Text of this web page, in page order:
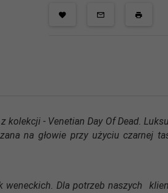
kolekcji - Venetian Day Of Dead.
na głowie przy użyciu czarnej
Dla potrzeb naszych